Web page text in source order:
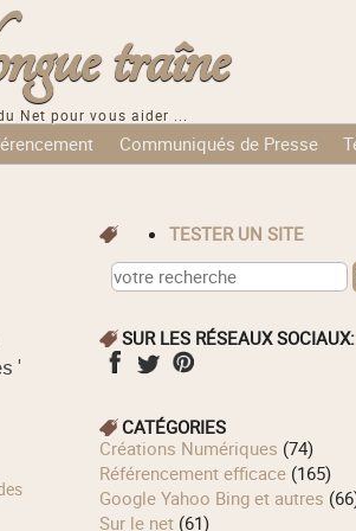
traîne
Net pour vous aider ...
Communiqués de Presse
'
TESTER UN SITE
SUR LES RÉSEAUX SOCIAUX:
CATÉGORIES
Créations Numériques (74)
Référencement efficace(165)
Google Yahoo Bing et autres
Sur le net(61)